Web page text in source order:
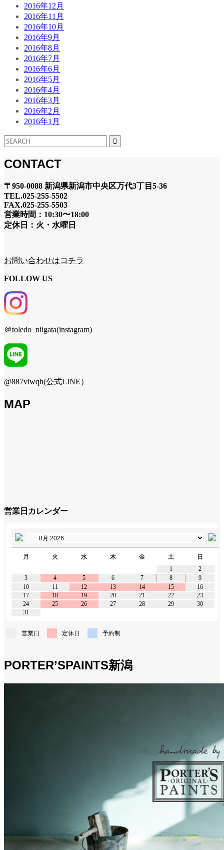
2016年12月
2016年11月
2016年10月
2016年9月
2016年8月
2016年7月
2016年6月
2016年5月
2016年4月
2016年3月
2016年2月
2016年1月
CONTACT
〒950-0088 新潟県新潟市中央区万代3丁目5-36
TEL.025-255-5502
FAX.025-255-5503
営業時間：10:30〜18:00
定休日：火・水曜日
お問い合わせはコチラ
FOLLOW US
＠toledo_niigata(instagram)
@887vlwqh(公式LINE）
MAP
営業日カレンダー
月 火 水 木 金 土
日
1
2
3
4 5 6 7 8
9
10
11 12 13 14 15
16
17
18 19 20 21 22
23
24
25 26 27 28 29
30
31
営業日 定休日 予約制
PORTER’SPAINTS新潟